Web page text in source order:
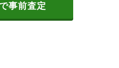
事前査定